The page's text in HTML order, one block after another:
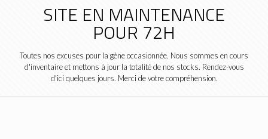
SITE EN MAINTENANCE
POUR 72H
Toutes nos excuses pour la gène occasionnée. Nous sommes en cours
d'inventaire et mettons à jour la totalité de nos stocks. Rendez-vous
d'ici quelques jours. Merci de votre compréhension.